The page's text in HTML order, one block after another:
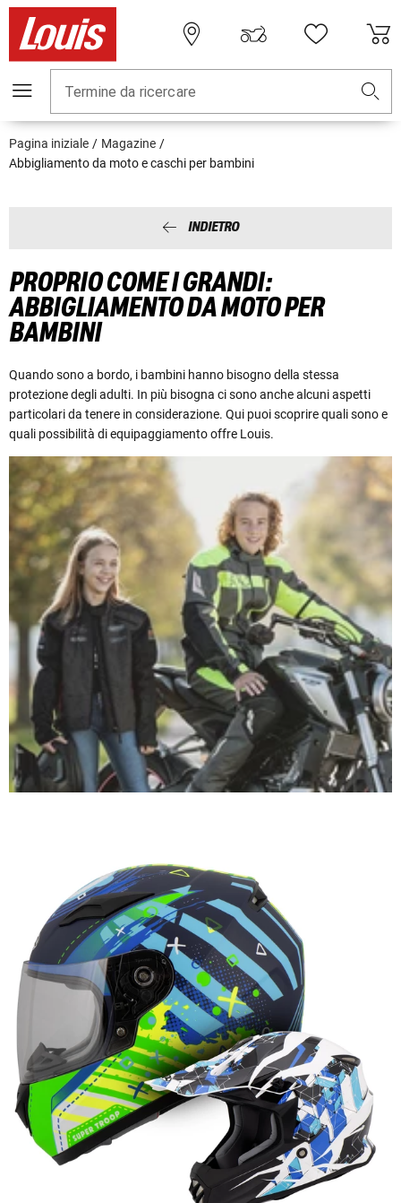
Termine da ricercare
Pagina iniziale
Magazine
Abbigliamento da moto e caschi per bambini
INDIETRO
PROPRIO COME I GRANDI:
ABBIGLIAMENTO DA MOTO PER
BAMBINI
Quando sono a bordo, i bambini hanno bisogno della stessa
protezione degli adulti. In più bisogna ci sono anche alcuni aspetti
particolari da tenere in considerazione. Qui puoi scoprire quali sono e
quali possibilità di equipaggiamento offre Louis.